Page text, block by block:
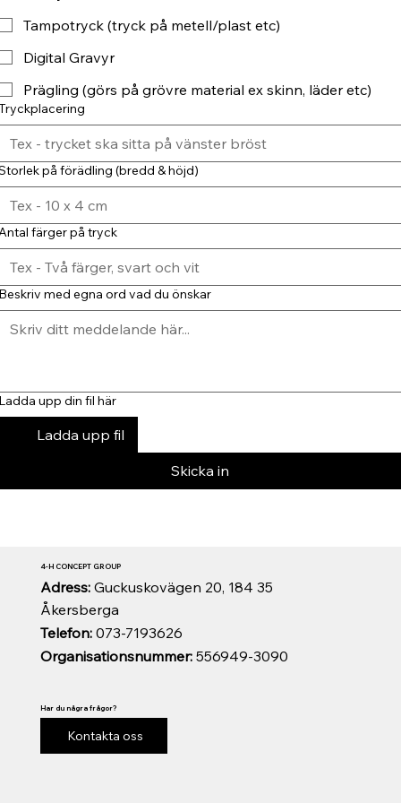
Tampotryck (tryck på metell/plast etc)
Digital Gravyr
Prägling (görs på grövre material ex skinn, läder etc)
på förädling (bredd & höjd)
färger på tryck
med egna ord vad du önskar
upp din fil här
Ladda upp fil
Skicka in
Organisationsnummer:556949-3090
Telefon:073-7193626
Adress: Guckuskovägen 20, 184 35
Åkersberga
4-H CONCEPT GROUP
Har du några frågor?
Kontakta oss